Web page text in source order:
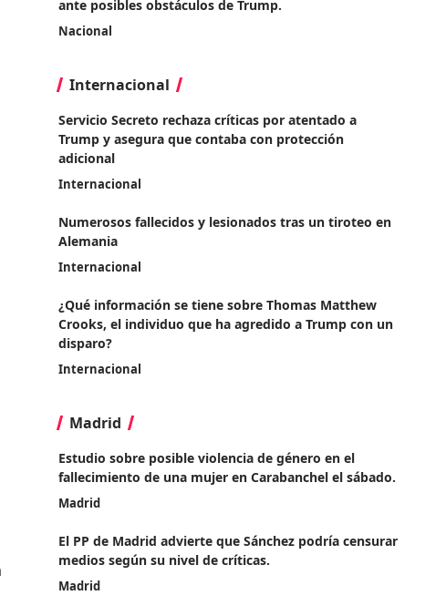
ante posibles obstáculos de Trump.
Nacional
Internacional
Servicio Secreto rechaza críticas por atentado a
Trump y asegura que contaba con protección
adicional
Internacional
Numerosos fallecidos y lesionados tras un tiroteo en
Alemania
Internacional
¿Qué información se tiene sobre Thomas Matthew
Crooks, el individuo que ha agredido a Trump con un
disparo?
Internacional
Madrid
Estudio sobre posible violencia de género en el
fallecimiento de una mujer en Carabanchel el sábado.
Madrid
El PP de Madrid advierte que Sánchez podría censurar
medios según su nivel de críticas.
Madrid